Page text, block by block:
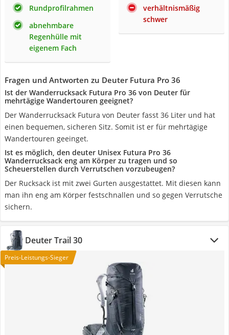
Rundprofilrahmen
abnehmbare
Regenhülle mit
eigenem Fach
verhältnismäßig
schwer
Fragen und Antworten zu Deuter Futura Pro 36
Ist der Wanderrucksack Futura Pro 36 von Deuter für
mehrtägige Wandertouren geeignet?
Der Wanderrucksack Futura von Deuter fasst 36 Liter und hat
einen bequemen, sicheren Sitz. Somit ist er für mehrtägige
Wandertouren geeinget.
Ist es möglich, den deuter Unisex Futura Pro 36
Wanderrucksack eng am Körper zu tragen und so
Scheuerstellen durch Verrutschen vorzubeugen?
Der Rucksack ist mit zwei Gurten ausgestattet. Mit diesen kann
man ihn eng am Körper festschnallen und so gegen Verrutsche
sichern.
Deuter Trail 30
Preis-Leistungs-Sieger